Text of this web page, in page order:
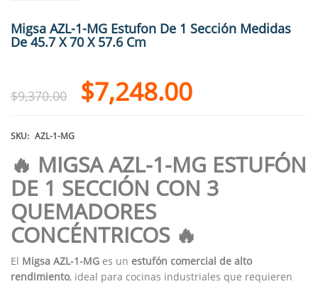
Migsa AZL-1-MG Estufon De 1 Sección Medidas
De 45.7 X 70 X 57.6 Cm
$9,370.00 $7,248.00
SKU: AZL-1-MG
🔥 MIGSA AZL-1-MG ESTUFÓN
DE 1 SECCIÓN CON 3
QUEMADORES
CONCÉNTRICOS 🔥
El Migsa AZL-1-MG es un estufón comercial de alto
rendimiento, ideal para cocinas industriales que requieren